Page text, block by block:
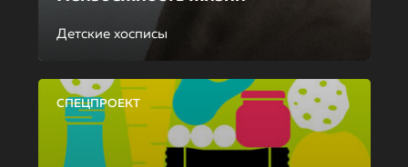
Детские хосписы
СПЕЦПРОЕКТ